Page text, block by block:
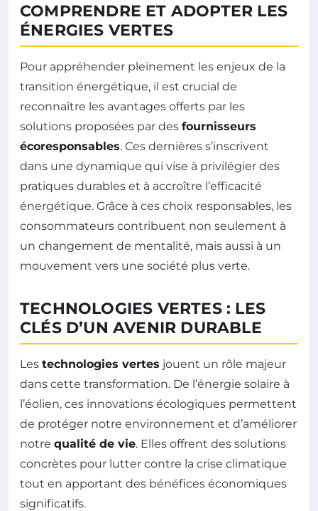
COMPRENDRE ET ADOPTER LES
ÉNERGIES VERTES
Pour appréhender pleinement les enjeux de la
transition énergétique, il est crucial de
reconnaître les avantages offerts par les
solutions proposées par des fournisseurs
écoresponsables. Ces dernières s’inscrivent
dans une dynamique qui vise à privilégier des
pratiques durables et à accroître l’efficacité
énergétique. Grâce à ces choix responsables, les
consommateurs contribuent non seulement à
un changement de mentalité, mais aussi à un
mouvement vers une société plus verte.
TECHNOLOGIES VERTES : LES
CLÉS D’UN AVENIR DURABLE
Les technologies vertes jouent un rôle majeur
dans cette transformation. De l’énergie solaire à
l’éolien, ces innovations écologiques permettent
de protéger notre environnement et d’améliorer
notre qualité de vie. Elles offrent des solutions
concrètes pour lutter contre la crise climatique
tout en apportant des bénéfices économiques
significatifs.